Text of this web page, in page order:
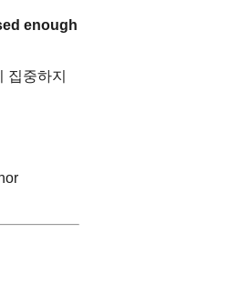
enough
집중하지